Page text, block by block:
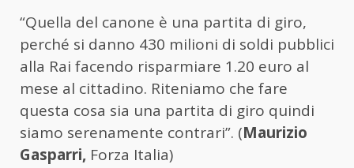
“Quella del canone è una partita di giro,
perché si danno 430 milioni di soldi pubblici
alla Rai facendo risparmiare 1.20 euro al
mese al cittadino. Riteniamo che fare
questa cosa sia una partita di giro quindi
siamo serenamente contrari”. (Maurizio
Gasparri, Forza Italia)